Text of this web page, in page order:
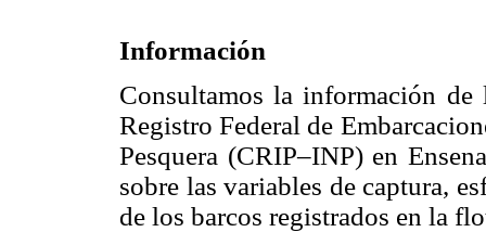
Información
Consultamos la información de
Registro Federal de
Pesquera (CRIP–INP) en
sobre las variables de captura,
de los barcos registrados en la